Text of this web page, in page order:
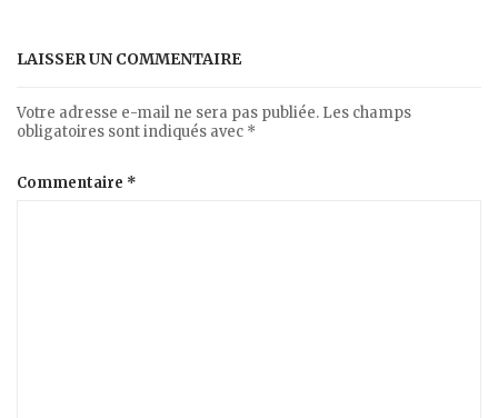
LAISSER UN COMMENTAIRE
Votre adresse e-mail ne sera pas publiée. Les champs
obligatoires sont indiqués avec *
Commentaire *